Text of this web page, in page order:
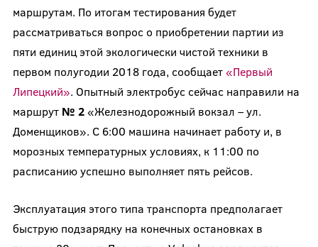
маршрутам. По итогам тестирования будет
рассматриваться вопрос о приобретении партии из
пяти единиц этой экологически чистой техники в
первом полугодии 2018 года, сообщает«Первый
Липецкий». Опытный электробус сейчас направили на
маршрут№ 2«Железнодорожный вокзал – ул.
Доменщиков». С 6:00 машина начинает работу и, в
морозных температурных условиях, к 11:00 по
расписанию успешно выполняет пять рейсов.
Эксплуатация этого типа транспорта предполагает
быструю подзарядку на конечных остановках в